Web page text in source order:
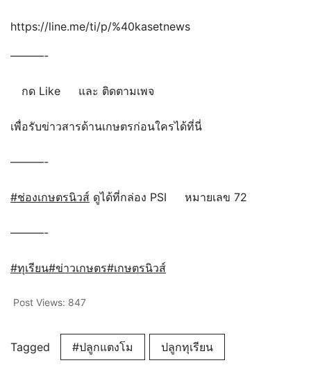
https://line.me/ti/p/%40kasetnews
———-
กด Like และ ติดตามเพจ
เพื่อรับข่าวสารด้านเกษตรก่อนใครได้ที่นี่
———-
#ช่องเกษตรนิวส์ ดูได้ที่กล่อง PSI หมายเลข 72
———-
#ทุเรียน#ข่าวเกษตร#เกษตรนิวส์
Post Views: 847
Tagged #ปลูกแตงโม ปลูกทุเรียน